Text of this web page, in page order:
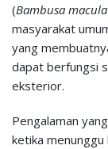
(Bambusa
masyarakat
yang
dapat berfungsi
eksterior.
Pengalaman
ketika menunggu